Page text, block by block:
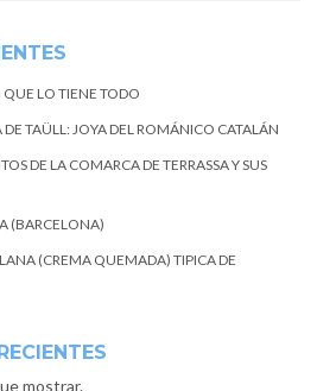
LO TIENE TODO
DE TAÜLL: JOYA DEL ROMÁNICO CATALÁN
DE LA COMARCA DE TERRASSA Y SUS
(BARCELONA)
(CREMA QUEMADA) TIPICA DE
mostrar.